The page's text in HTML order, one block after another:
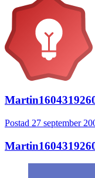
Postad 27 september